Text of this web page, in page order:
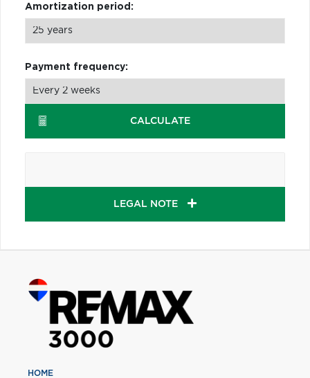
Amortization period:
Payment frequency:
CALCULATE
LEGAL NOTE
HOME